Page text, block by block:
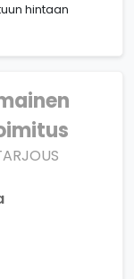
hintaan